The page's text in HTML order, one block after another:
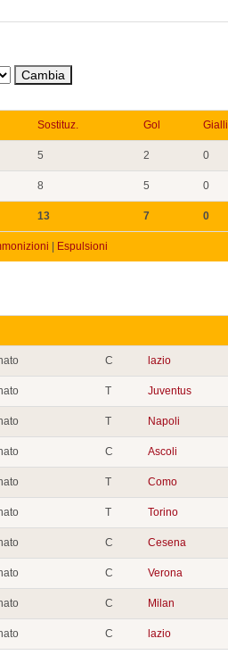
Sostituz. Gol Gialli
5 2 0
8 5 0
13 7 0
| Espulsioni
C lazio
T Juventus
T Napoli
C Ascoli
T Como
T Torino
C Cesena
C Verona
C Milan
C lazio